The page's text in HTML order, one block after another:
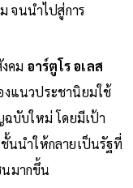
จนนำไปสู่การ
คม อาร์ตูโร อเลส
งแนวประชานิยมใช้
ฉบับใหม่ โดยมีเป้า
นนำให้กลายเป็นรัฐที่
มากขึ้น